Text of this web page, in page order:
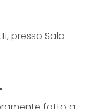
presso Sala